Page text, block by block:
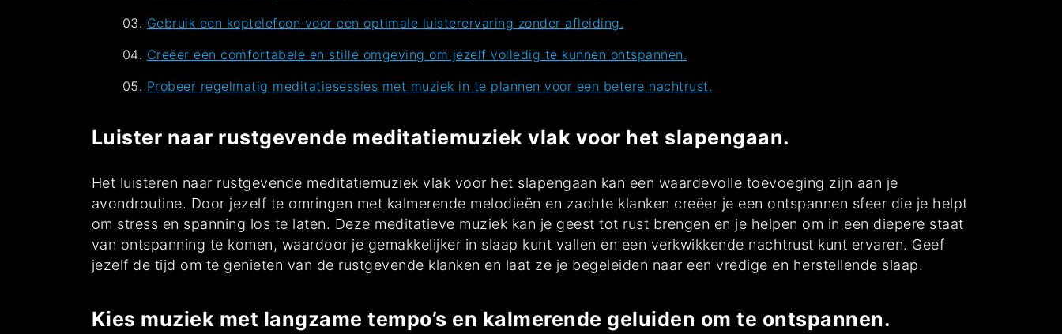
Gebruik een koptelefoon voor een optimale luisterervaring zonder afleiding.
Creëer een comfortabele en stille omgeving om jezelf volledig te kunnen ontspannen.
Probeer regelmatig meditatiesessies met muziek in te plannen voor een betere nachtrust.
Luister naar rustgevende meditatiemuziek vlak voor het slapengaan.
Het luisteren naar rustgevende meditatiemuziek vlak voor het slapengaan kan een waardevolle toevoeging zijn aan je
avondroutine. Door jezelf te omringen met kalmerende melodieën en zachte klanken creëer je een ontspannen sfeer die je helpt
om stress en spanning los te laten. Deze meditatieve muziek kan je geest tot rust brengen en je helpen om in een diepere staat
van ontspanning te komen, waardoor je gemakkelijker in slaap kunt vallen en een verkwikkende nachtrust kunt ervaren. Geef
jezelf de tijd om te genieten van de rustgevende klanken en laat ze je begeleiden naar een vredige en herstellende slaap.
Kies muziek met langzame tempo’s en kalmerende geluiden om te ontspannen.